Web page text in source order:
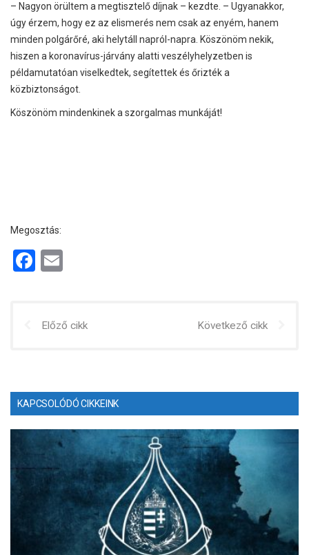
– Nagyon örültem a megtisztelő díjnak – kezdte. – Ugyanakkor,
úgy érzem, hogy ez az elismerés nem csak az enyém, hanem
minden polgárőré, aki helytáll napról-napra. Köszönöm nekik,
hiszen a koronavírus-járvány alatti veszélyhelyzetben is
példamutatóan viselkedtek, segítettek és őrizték a
közbiztonságot.
Köszönöm mindenkinek a szorgalmas munkáját!
Megosztás:
F
b
k
Előző cikk Következő cikk
KAPCSOLÓDÓ CIKKEINK